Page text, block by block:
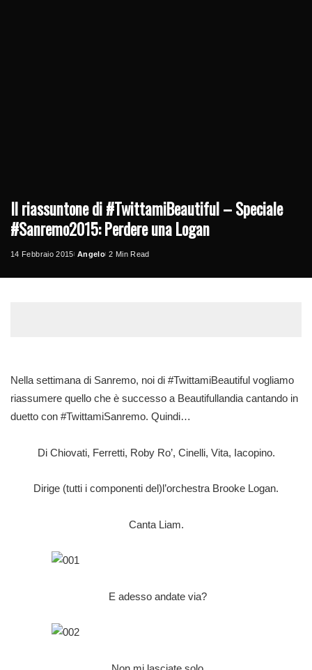
Il riassuntone di #TwittamiBeautiful – Speciale
#Sanremo2015: Perdere una Logan
14 Febbraio 2015
Posted
Angelo 2 Min Read
Nella settimana di Sanremo, noi di #TwittamiBeautiful vogliamo
riassumere quello che è successo a Beautifullandia cantando in
duetto con #TwittamiSanremo. Quindi…
Di Chiovati, Ferretti, Roby Ro’, Cinelli, Vita, Iacopino.
Dirige (tutti i componenti del)l’orchestra Brooke Logan.
Canta Liam.
E adesso andate via?